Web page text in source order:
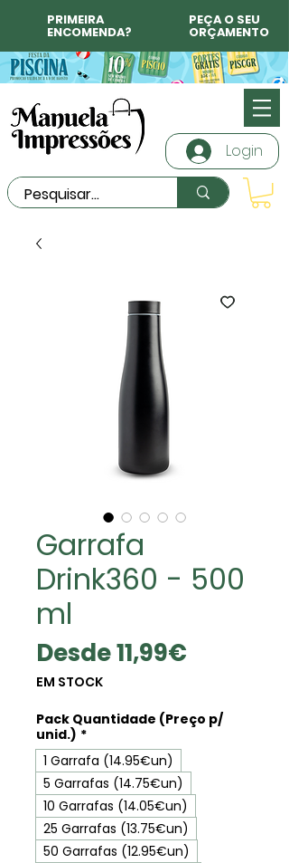
PRIMEIRA
ENCOMENDA?
PEÇA O SEU
ORÇAMENTO
Login
Garrafa
Drink360 - 500
ml
Desde11,99€
oferta
EM STOCK
Pack Quantidade (Preço p/
unid.) *
1 Garrafa (14.95€un)
5 Garrafas (14.75€un)
10 Garrafas (14.05€un)
25 Garrafas (13.75€un)
50 Garrafas (12.95€un)